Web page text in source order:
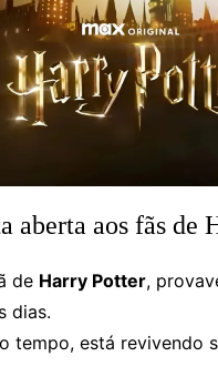
aberta aos fãs de
de Harry Potter,
dias.
tempo, está revivendo